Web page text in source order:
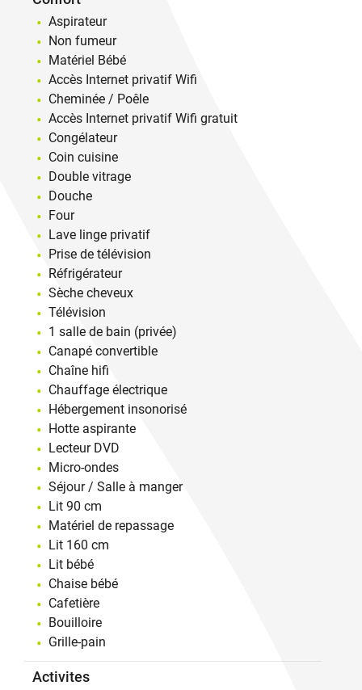
Aspirateur
Non fumeur
Matériel Bébé
Accès Internet privatif Wifi
Cheminée / Poêle
Accès Internet privatif Wifi gratuit
Congélateur
Coin cuisine
Double vitrage
Douche
Four
Lave linge privatif
Prise de télévision
Réfrigérateur
Sèche cheveux
Télévision
1 salle de bain (privée)
Canapé convertible
Chaîne hifi
Chauffage électrique
Hébergement insonorisé
Hotte aspirante
Lecteur DVD
Micro-ondes
Séjour / Salle à manger
Lit 90 cm
Matériel de repassage
Lit 160 cm
Lit bébé
Chaise bébé
Cafetière
Bouilloire
Grille-pain
Activites